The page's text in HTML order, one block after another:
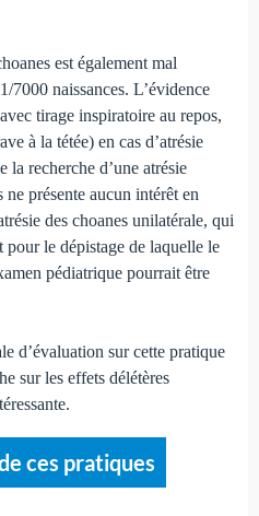
est également mal
7000 naissances. L’évidence
tirage inspiratoire au repos,
à la tétée) en cas d’atrésie
la recherche d’une atrésie
présente aucun intérêt en
des choanes unilatérale, qui
pour le dé­pistage de laquelle le
pédiatrique pourrait être
d’évaluation sur cette prati­que
sur les effets dé­létères
ces pra­tiques